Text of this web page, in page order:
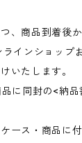
、商品到着後
インショップ
いたします。
に同封の<納品
ース・商品に